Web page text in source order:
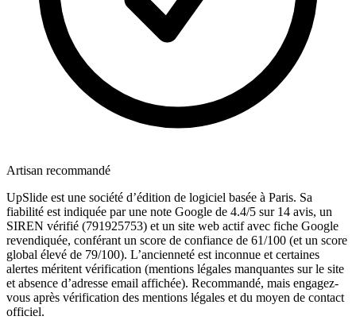
Artisan recommandé
UpSlide est une société d’édition de logiciel basée à Paris. Sa
fiabilité est indiquée par une note Google de 4.4/5 sur 14 avis, un
SIREN vérifié (791925753) et un site web actif avec fiche Google
revendiquée, conférant un score de confiance de 61/100 (et un score
global élevé de 79/100). L’ancienneté est inconnue et certaines
alertes méritent vérification (mentions légales manquantes sur le site
et absence d’adresse email affichée). Recommandé, mais engagez-
vous après vérification des mentions légales et du moyen de contact
officiel.